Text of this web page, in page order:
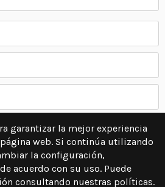
garantizar la mejor experiencia
web. Si continúa utilizando
la configuración,
acuerdo con su uso. Puede
consultando nuestras políticas.